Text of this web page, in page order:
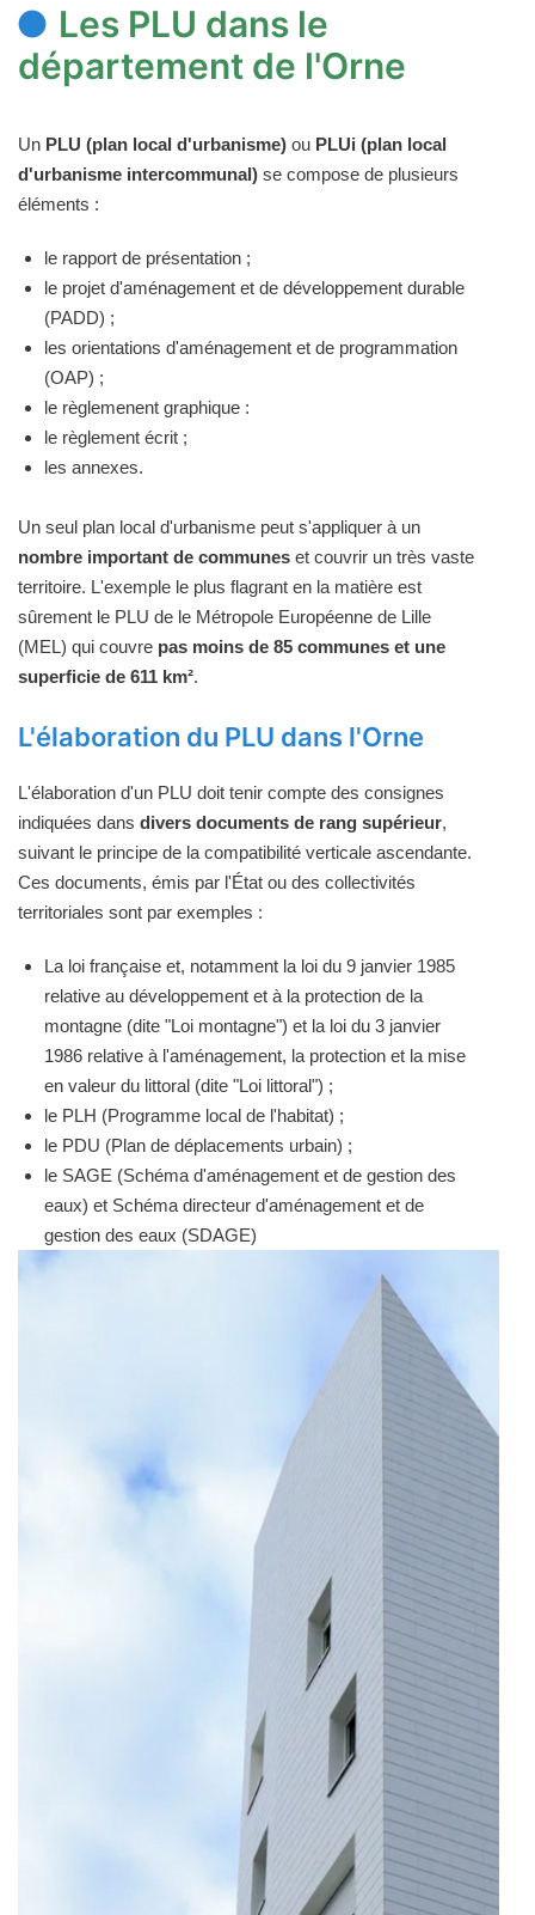
Les PLU dans le
département de l'Orne
Un PLU (plan local d'urbanisme) ou PLUi (plan local
d'urbanisme intercommunal) se compose de plusieurs
éléments :
le rapport de présentation ;
le projet d'aménagement et de développement durable
(PADD) ;
les orientations d'aménagement et de programmation
(OAP) ;
le règlemenent graphique :
le règlement écrit ;
les annexes.
Un seul plan local d'urbanisme peut s'appliquer à un
nombre important de communes et couvrir un très vaste
territoire. L'exemple le plus flagrant en la matière est
sûrement le PLU de le Métropole Européenne de Lille
(MEL) qui couvre pas moins de 85 communes et une
superficie de 611 km².
L'élaboration du PLU dans l'Orne
L'élaboration d'un PLU doit tenir compte des consignes
indiquées dans divers documents de rang supérieur,
suivant le principe de la compatibilité verticale ascendante.
Ces documents, émis par l'État ou des collectivités
territoriales sont par exemples :
La loi française et, notamment la loi du 9 janvier 1985
relative au développement et à la protection de la
montagne (dite "Loi montagne") et la loi du 3 janvier
1986 relative à l'aménagement, la protection et la mise
en valeur du littoral (dite "Loi littoral") ;
le PLH (Programme local de l'habitat) ;
le PDU (Plan de déplacements urbain) ;
le SAGE (Schéma d'aménagement et de gestion des
eaux) et Schéma directeur d'aménagement et de
gestion des eaux (SDAGE)